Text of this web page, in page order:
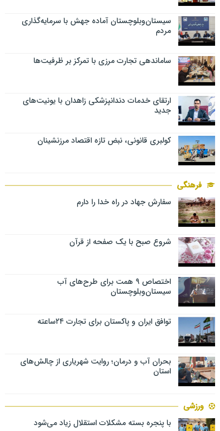
سیستان‌وبلوچستان آماده جهش با سرمایه‌گذاری
مردم
ساماندهی تجارت مرزی با تمرکز بر ظرفیت‌ها
ارتقای خدمات دندانپزشکی زاهدان با یونیت‌های
جدید
کولبری قانونی، نبض تازه اقتصاد مرزنشینان
فرهنگی
سفارش جهاد در راه خدا را دارم
شروع صبح با یک صفحه از قرآن
اختصاص ۹ همت برای طرح‌های آب
سیستان‌وبلوچستان
توافق ایران و پاکستان برای تجارت ۲۴ساعته
بحران آب و درمان؛ روایت شهریاری از چالش‌های
استان
ورزشی
با پنجره بسته مشکلات استقلال زیاد می‌شود